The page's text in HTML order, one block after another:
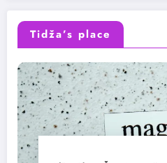
Tidža’s place